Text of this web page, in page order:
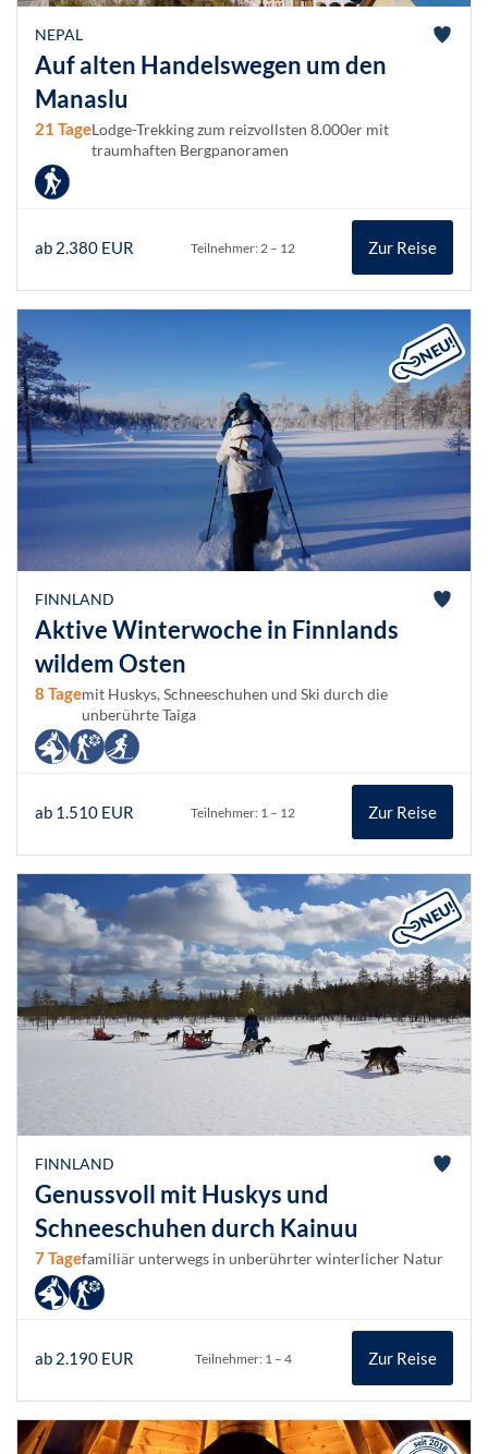
NEPAL
Auf alten Handelswegen um den
Manaslu
21 TageLodge-Trekking zum reizvollsten 8.000er mit
traumhaften Bergpanoramen
ab 2.380 EUR Teilnehmer: 2 – 12 Zur Reise
FINNLAND
Aktive Winterwoche in Finnlands
wildem Osten
8 Tagemit Huskys, Schneeschuhen und Ski durch die
unberührte Taiga
ab 1.510 EUR Teilnehmer: 1 – 12 Zur Reise
FINNLAND
Genussvoll mit Huskys und
Schneeschuhen durch Kainuu
7 Tagefamiliär unterwegs in unberührter winterlicher Natur
ab 2.190 EUR Teilnehmer: 1 – 4 Zur Reise